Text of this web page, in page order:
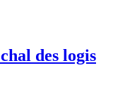
des logis